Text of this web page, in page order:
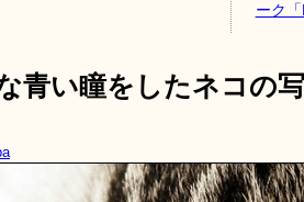
ーク
青い瞳をしたネコの